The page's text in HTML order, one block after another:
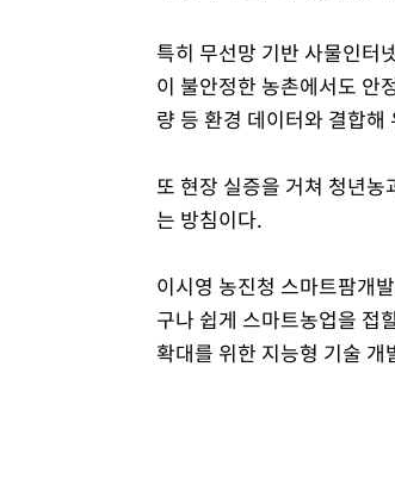
특히 무선망 기반 사물인터
이 불안정한 농촌에서도 안
량 등 환경 데이터와 결합
또 현장 실증을 거쳐 청년
는 방침이다.
이시영 농진청 스마트팜개
구나 쉽게 스마트농업을 접
확대를 위한 지능형 기술